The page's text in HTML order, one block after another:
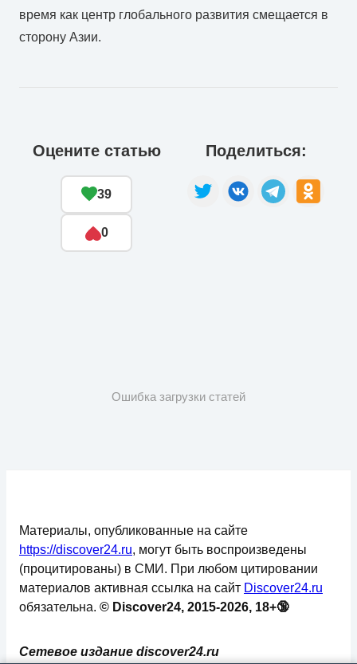
время как центр глобального развития смещается в
сторону Азии.
Оцените статью
39
0
Поделиться:
Ошибка загрузки статей
Сетевое издание discover24.ru
Материалы, опубликованные на сайте
https://discover24.ru, могут быть воспроизведены
(процитированы) в СМИ. При любом цитировании
материалов активная ссылка на сайт Discover24.ru
обязательна. © Discover24, 2015-2026, 18+🔞